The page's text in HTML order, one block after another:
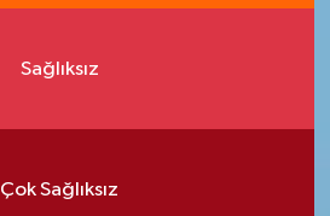
Sağlıksız
Çok Sağlıksız